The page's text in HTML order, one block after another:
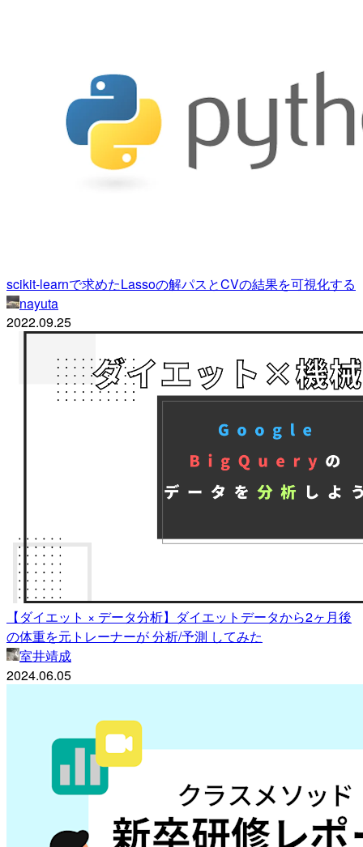
scikit-learnで求めたLassoの解パスとCVの結果を可視化する
nayuta
2022.09.25
【ダイエット × データ分析】ダイエットデータから2ヶ月後
の体重を元トレーナーが 分析/予測 してみた
室井靖成
2024.06.05